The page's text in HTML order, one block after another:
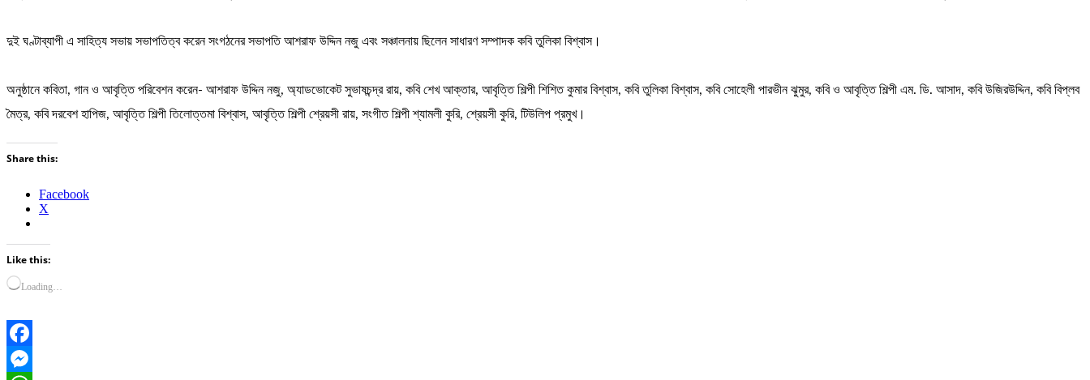
দুই ঘণ্টাব্যাপী এ সাহিত্য সভায় সভাপতিত্ব করেন সংগঠনের সভাপতি আশরাফ উদ্দিন নজু এবং সঞ্চালনায় ছিলেন সাধারণ সম্পাদক কবি তুলিকা বিশ্বাস।
অনুষ্ঠানে কবিতা, গান ও আবৃত্তি পরিবেশন করেন- আশরাফ উদ্দিন নজু, অ্যাডভোকেট সুভাষচন্দ্র রায়, কবি শেখ আক্তার, আবৃত্তি শিল্পী শিশিত কুমার বিশ্বাস, কবি তুলিকা বিশ্বাস, কবি সোহেলী পারভীন ঝুমুর, কবি ও আবৃত্তি শিল্পী এম. ডি. আসাদ, কবি উজিরউদ্দিন, কবি বিপ্লব
মৈত্র, কবি দরবেশ হাপিজ, আবৃত্তি শিল্পী তিলোত্তমা বিশ্বাস, আবৃত্তি শিল্পী শ্রেয়সী রায়, সংগীত শিল্পী শ্যামলী কুরি, শ্রেয়সী কুরি, টিউলিপ প্রমুখ।
Share this:
Facebook
X
Like this:
Loading…
Facebook